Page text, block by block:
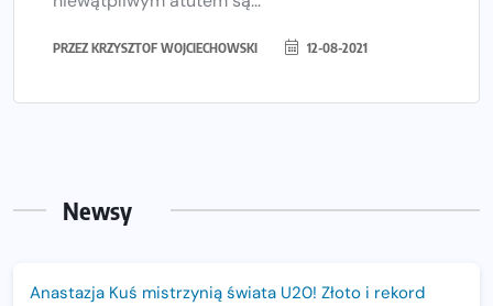
PRZEZ KRZYSZTOF WOJCIECHOWSKI 12-08-2021
Newsy
Anastazja Kuś mistrzynią świata U20! Złoto i rekord